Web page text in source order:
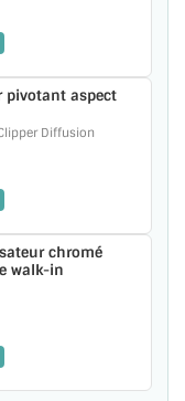
DU
DE VERRES
VERRE
pivotant aspect
Diffusion
chromé
walk-in